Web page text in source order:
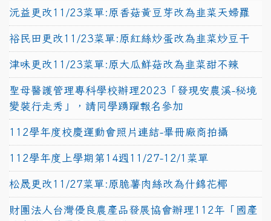
沅益更改11/23菜單:原香菇黃豆芽改為韭菜天婦羅
裕民田更改11/23菜單:原紅絲炒蛋改為韭菜炒豆干
津味更改11/23菜單:原大瓜鮮菇改為韭菜甜不辣
聖母醫護管理專科學校辦理2023「發現安農溪-秘境
變裝行走秀」，請同學踴躍報名參加
112學年度校慶運動會照片連結-畢冊廠商拍攝
112學年度上學期第14週11/27-12/1菜單
松晟更改11/27菜單:原脆薯肉絲改為什錦花椰
財團法人台灣優良農產品發展協會辦理112年「國產